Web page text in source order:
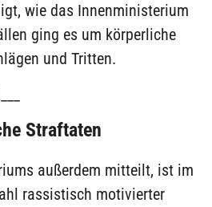
wie das Innenministerium
ging es um körperliche
und Tritten.
Straftaten
außerdem mitteilt, ist im
rassistisch motivierter